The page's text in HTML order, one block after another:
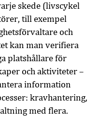
skede (livscykel
till exempel
och
kan man verifiera
platshållare för
och aktiviteter –
information
kravhantering,
med flera.